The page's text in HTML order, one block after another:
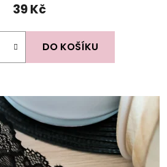
39 Kč
DO KOŠÍKU